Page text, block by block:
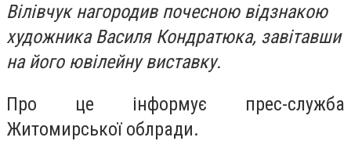
Вілівчук нагородив почесною відзнакою
художника Василя Кондратюка, завітавши
на його ювілейну виставку.
Про це інформує прес-служба
Житомирської облради.